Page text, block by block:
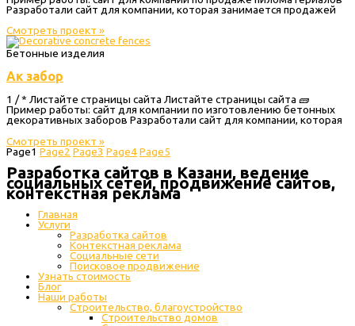
Разработали сайт для компании, которая занимается продажей
Смотреть проект »
Бетонные изделия
Ак забор
1 / * Листайте страницы сайта Листайте страницы сайта 🧱
Пример работы: сайт для компании по изготовлению бетонных
декоративных заборов Разработали сайт для компании, которая
Смотреть проект »
Page1 Page2 Page3 Page4Page5
Разработка сайтов в Казани, ведение
социальных сетей, продвижение сайтов,
контекстная реклама
Главная
Услуги
Разработка сайтов
Контекстная реклама
Социальные сети
Поисковое продвижение
Узнать стоимость
Блог
Наши работы
Строительство, благоустройство
Строительство домов